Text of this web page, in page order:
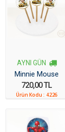
AYNI GÜN
Minnie Mouse
Resimli Kurabiye
720,00 TL
Ürün Kodu : 4226